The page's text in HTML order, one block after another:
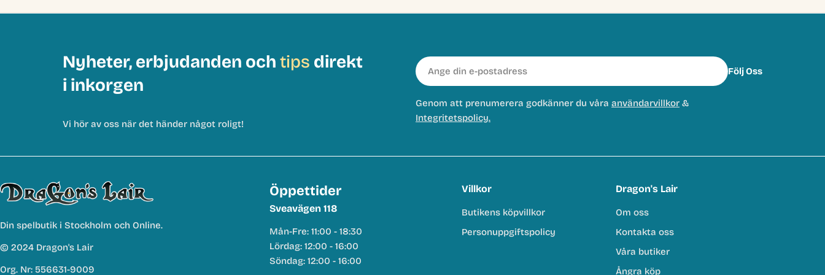
Nyheter, erbjudanden och tips direkt
i inkorgen
Vi hör av oss när det händer något roligt!
E-
post
Följ Oss
Genom att prenumerera godkänner du våra användarvillkor &
Integritetspolicy.
Din spelbutik i Stockholm och Online.
© 2024 Dragon's Lair
Org. Nr: 556631-9009
Öppettider
Sveavägen 118
Mån-Fre: 11:00 - 18:30
Lördag: 12:00 - 16:00
Söndag: 12:00 - 16:00
Villkor
Butikens köpvillkor
Personuppgiftspolicy
Dragon's Lair
Om oss
Kontakta oss
Våra butiker
Ångra köp